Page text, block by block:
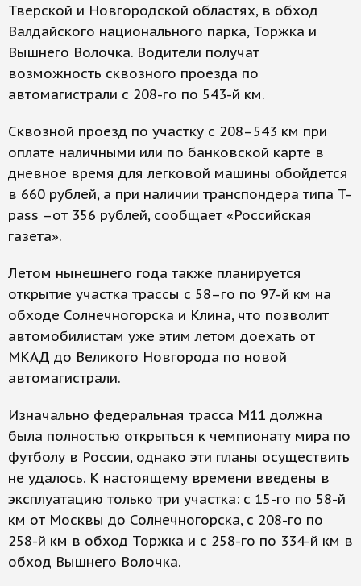
Тверской и Новгородской областях, в обход
Валдайского национального парка, Торжка и
Вышнего Волочка. Водители получат
возможность сквозного проезда по
автомагистрали с 208-го по 543-й км.
Сквозной проезд по участку с 208–543 км при
оплате наличными или по банковской карте в
дневное время для легковой машины обойдется
в 660 рублей, а при наличии транспондера типа T-
pass –от 356 рублей, сообщает «Российская
газета».
Летом нынешнего года также планируется
открытие участка трассы с 58–го по 97-й км на
обходе Солнечногорска и Клина, что позволит
автомобилистам уже этим летом доехать от
МКАД до Великого Новгорода по новой
автомагистрали.
Изначально федеральная трасса М11 должна
была полностью открыться к чемпионату мира по
футболу в России, однако эти планы осуществить
не удалось. К настоящему времени введены в
эксплуатацию только три участка: с 15-го по 58-й
км от Москвы до Солнечногорска, с 208-го по
258-й км в обход Торжка и с 258-го по 334-й км в
обход Вышнего Волочка.